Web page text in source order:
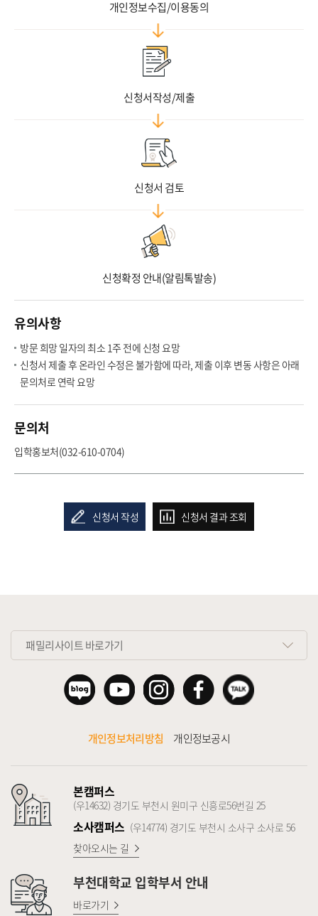
개인정보수집/이용동의
신청서작성/제출
신청서 검토
신청확정 안내(알림톡발송)
유의사항
방문 희망 일자의 최소 1주 전에 신청 요망
신청서 제출 후 온라인 수정은 불가함에 따라, 제출 이후 변동 사항은 아래
문의처로 연락 요망
문의처
입학홍보처(032-610-0704)
신청서 작성 신청서 결과 조회
패밀리사이트 바로가기
개인정보처리방침 개인정보공시
본캠퍼스
(우14632) 경기도 부천시 원미구 신흥로56번길 25
소사캠퍼스 (우14774) 경기도 부천시 소사구 소사로 56
찾아오시는 길
부천대학교 입학부서 안내
바로가기